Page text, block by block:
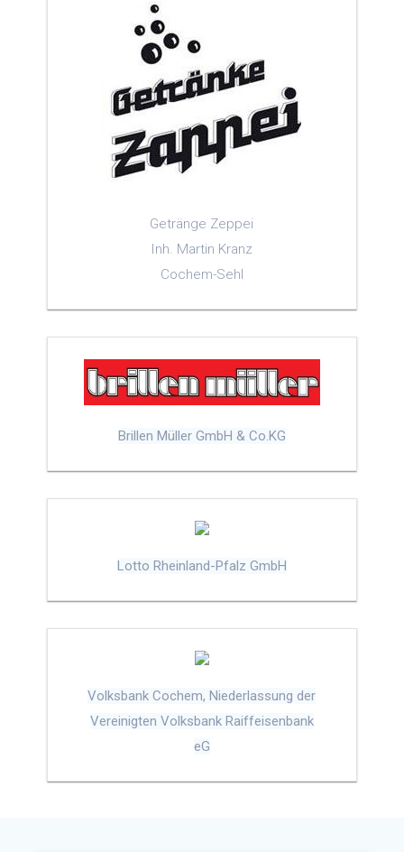
Getränge Zeppei
Inh. Martin Kranz
Cochem-Sehl
Brillen Müller GmbH & Co.KG
Lotto Rheinland-Pfalz GmbH
Volksbank Cochem, Niederlassung der
Vereinigten Volksbank Raiffeisenbank
eG